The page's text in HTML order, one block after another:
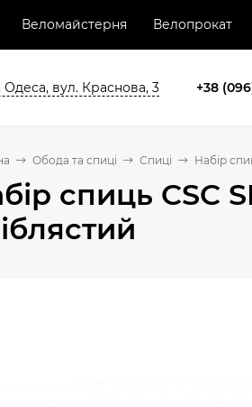
Веломайстерня Велопрокат
Одеса, вул. Краснова, 3 +38
Обода та спиці Спиці Набір
спиць CSC